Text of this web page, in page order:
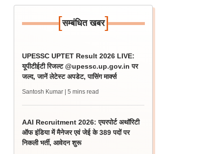
[सम्बंधित खबर]
UPESSC UPTET Result 2026 LIVE:
यूपीटीईटी रिजल्ट @upessc.up.gov.in पर
जल्द, जानें लेटेस्ट अपडेट, पासिंग मार्क्स
Santosh Kumar | 5 mins read
AAI Recruitment 2026: एयरपोर्ट अथॉरिटी
ऑफ इंडिया में मैनेजर एवं जेई के 389 पदों पर
निकली भर्ती, आवेदन शुरू